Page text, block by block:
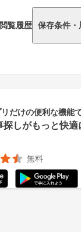
閲覧履歴 保存条件・
だけの便利な機能
探しがもっと快適
無料